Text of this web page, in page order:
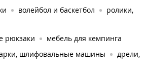
волейбол и баскетбол
ролики,
рюкзаки мебель для кемпинга
шлифовальные машины
дрели,